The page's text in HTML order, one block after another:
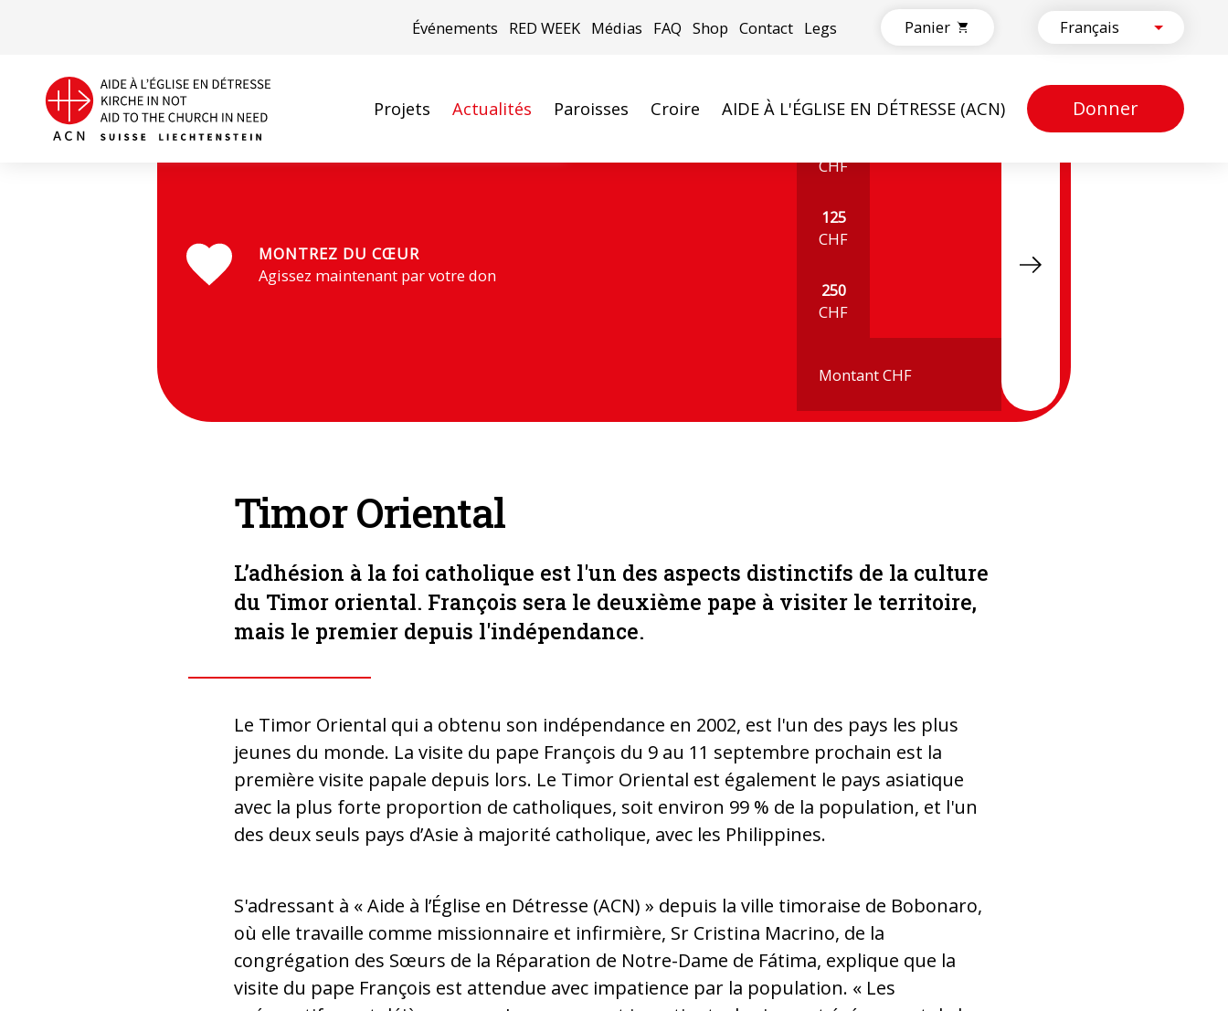
Événements RED WEEK Médias FAQ Shop Contact Legs Panier
Projets Actualités Paroisses Croire AIDE À L'ÉGLISE EN DÉTRESSE (ACN) Donner
Tout le monde est en train de préparer pour la visite du pape (Photo : ACN)
MONTREZ DU CŒUR
Agissez maintenant par votre don
CHF
125
CHF
250
CHF
Timor Oriental
L’adhésion à la foi catholique est l'un des aspects distinctifs de la culture
du Timor oriental. François sera le deuxième pape à visiter le territoire,
mais le premier depuis l'indépendance.
Le Timor Oriental qui a obtenu son indépendance en 2002, est l'un des pays les plus
jeunes du monde. La visite du pape François du 9 au 11 septembre prochain est la
première visite papale depuis lors. Le Timor Oriental est également le pays asiatique
avec la plus forte proportion de catholiques, soit environ 99 % de la population, et l'un
des deux seuls pays d’Asie à majorité catholique, avec les Philippines.
S'adressant à « Aide à l’Église en Détresse (ACN) » depuis la ville timoraise de Bobonaro,
où elle travaille comme missionnaire et infirmière, Sr Cristina Macrino, de la
congrégation des Sœurs de la Réparation de Notre-Dame de Fátima, explique que la
visite du pape François est attendue avec impatience par la population. « Les